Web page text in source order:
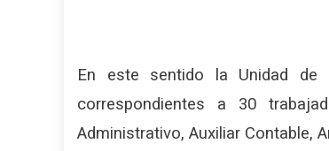
En este sentido la Unidad de
correspondientes a 30
Administrativo, Auxiliar Contable,